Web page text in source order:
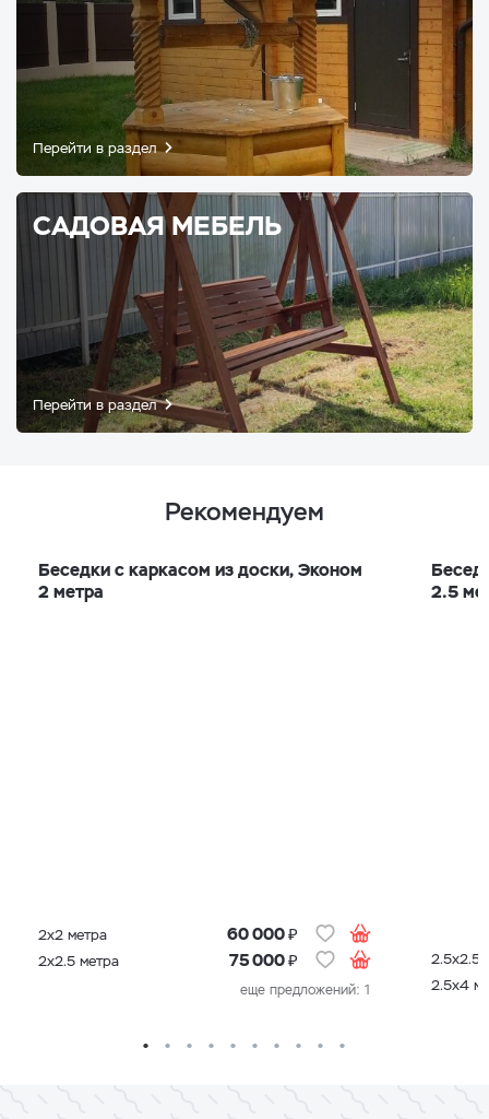
Перейти в раздел
САДОВАЯ МЕБЕЛЬ
Перейти в раздел
Рекомендуем
Беседки с каркасом из доски, Эконом
2 метра
2х2 метра 60 000₽
2х2.5 метра 75 000₽
еще предложений: 1
2.5
2.5х2.5
2.5х4